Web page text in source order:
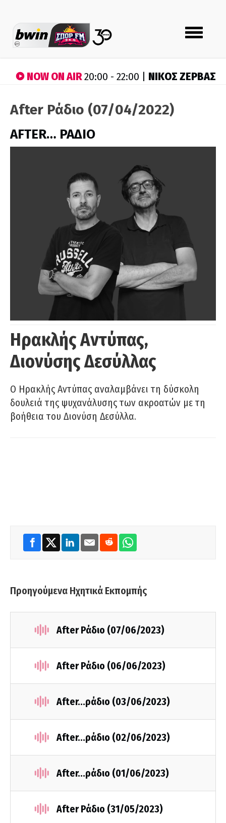
Toggle
navigation
NOW ON AIR20:00 - 22:00 | ΝΙΚΟΣ ΖΕΡΒΑΣ
After Ράδιο (07/04/2022)
AFTER… ΡΑΔΙΟ
Ηρακλής Αντύπας,
Διονύσης Δεσύλλας
Ο Ηρακλής Αντύπας αναλαμβάνει τη δύσκολη
δουλειά της ψυχανάλυσης των ακροατών με τη
βοήθεια του Διονύση Δεσύλλα.
Προηγούμενα Ηχητικά Εκπομπής
After Ράδιο (07/06/2023)
After Ράδιο (06/06/2023)
After...ράδιο (03/06/2023)
After...ράδιο (02/06/2023)
After...ράδιο (01/06/2023)
After Ράδιο (31/05/2023)